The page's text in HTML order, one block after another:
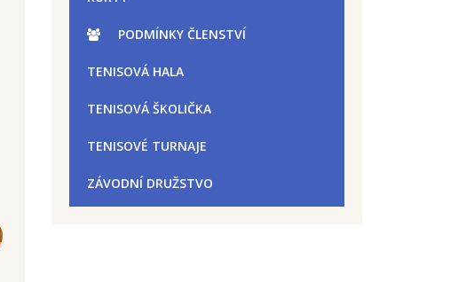
PODMÍNKY ČLENSTVÍ
TENISOVÁ HALA
TENISOVÁ ŠKOLIČKA
TENISOVÉ TURNAJE
ZÁVODNÍ DRUŽSTVO